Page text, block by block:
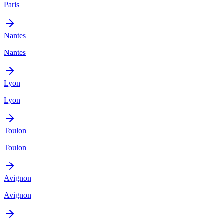
Paris
Nantes
Nantes
Lyon
Lyon
Toulon
Toulon
Avignon
Avignon